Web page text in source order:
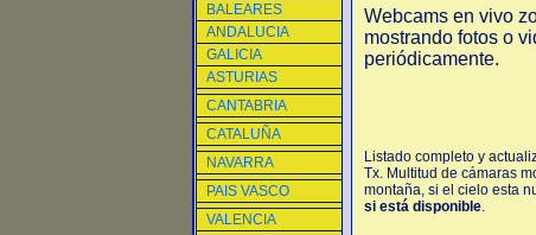
BALEARES
ANDALUCIA
GALICIA
ASTURIAS
CANTABRIA
CATALUÑA
NAVARRA
PAIS VASCO
VALENCIA
Webcams en vivo
mostrando fotos o
periódicamente.
Listado completo y
Tx. Multitud de cámaras
montaña, si el cielo esta
si está disponible.